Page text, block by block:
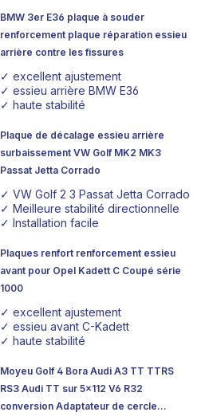
BMW 3er E36 plaque à souder
renforcement plaque réparation essieu
arrière contre les fissures
✓ excellent ajustement
✓ essieu arrière BMW E36
✓ haute stabilité
Plaque de décalage essieu arrière
surbaissement VW Golf MK2 MK3
Passat Jetta Corrado
✓ VW Golf 2 3 Passat Jetta Corrado
✓ Meilleure stabilité directionnelle
✓ Installation facile
Plaques renfort renforcement essieu
avant pour Opel Kadett C Coupé série
1000
✓ excellent ajustement
✓ essieu avant C-Kadett
✓ haute stabilité
Moyeu Golf 4 Bora Audi A3 TT TTRS
RS3 Audi TT sur 5x112 V6 R32
conversion Adaptateur de cercle